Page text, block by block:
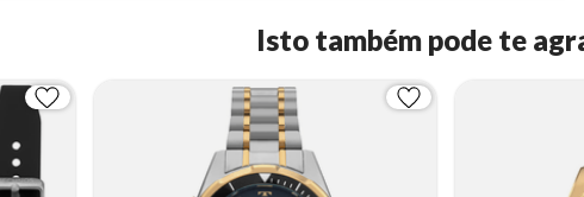
Isto também pode te